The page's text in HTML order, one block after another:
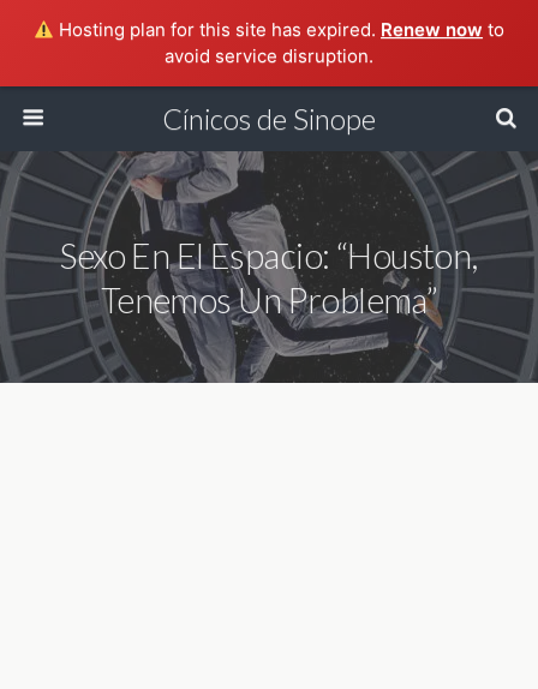
Hosting plan for this site has expired. Renew now to
avoid service disruption.
Cínicos de Sinope
Sexo En El Espacio: “Houston,
Tenemos Un Problema”